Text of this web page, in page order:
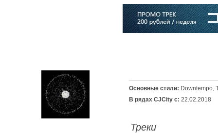
Основные стили: Downtempo,
В рядах CJCity с: 22.02.2018
Треки